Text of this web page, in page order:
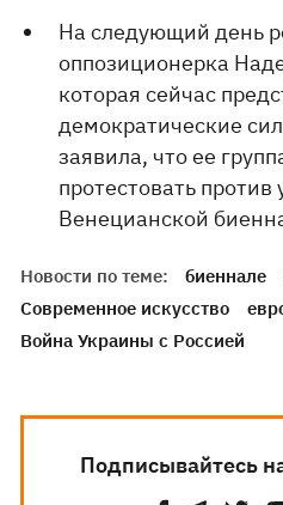
На следующий день
оппозиционерка
которая сейчас
демократические
заявила, что ее
протестовать против
Венецианской
Новости по теме: биеннале
Современное искусство
Война Украины с Россией
Подписывайтесь